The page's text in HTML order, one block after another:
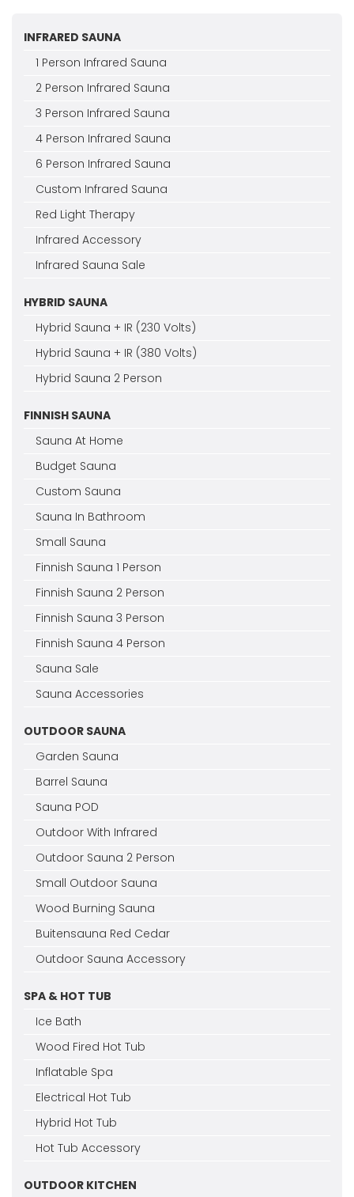
INFRARED SAUNA
1 Person Infrared Sauna
2 Person Infrared Sauna
3 Person Infrared Sauna
4 Person Infrared Sauna
6 Person Infrared Sauna
Custom Infrared Sauna
Red Light Therapy
Infrared Accessory
Infrared Sauna Sale
HYBRID SAUNA
Hybrid Sauna + IR (230 Volts)
Hybrid Sauna + IR (380 Volts)
Hybrid Sauna 2 Person
FINNISH SAUNA
Sauna At Home
Budget Sauna
Custom Sauna
Sauna In Bathroom
Small Sauna
Finnish Sauna 1 Person
Finnish Sauna 2 Person
Finnish Sauna 3 Person
Finnish Sauna 4 Person
Sauna Sale
Sauna Accessories
OUTDOOR SAUNA
Garden Sauna
Barrel Sauna
Sauna POD
Outdoor With Infrared
Outdoor Sauna 2 Person
Small Outdoor Sauna
Wood Burning Sauna
Buitensauna Red Cedar
Outdoor Sauna Accessory
SPA & HOT TUB
Ice Bath
Wood Fired Hot Tub
Inflatable Spa
Electrical Hot Tub
Hybrid Hot Tub
Hot Tub Accessory
OUTDOOR KITCHEN